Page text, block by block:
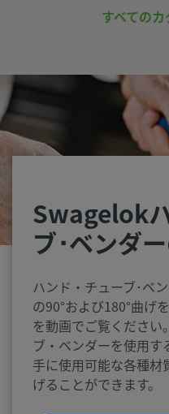
すべての
Swagelok
ブ･ベンダ
ハンド・チューブ･ベ
の90°および180°曲げ
を動画でご覧くださ
ブ・ベンダーを使用
手に使用可能な各種材
げることができます。